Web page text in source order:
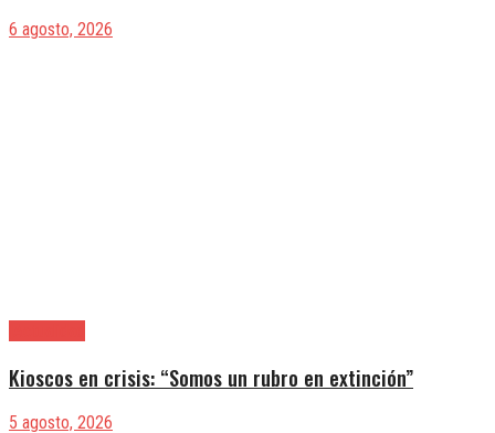
6 agosto, 2026
Kioscos en crisis: “Somos un rubro en extinción”
5 agosto, 2026